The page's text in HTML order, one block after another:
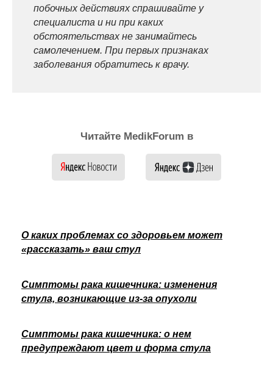
побочных действиях спрашивайте у
специалиста и ни при каких
обстоятельствах не занимайтесь
самолечением. При первых признаках
заболевания обратитесь к врачу.
Читайте MedikForum в
О каких проблемах со здоровьем может
«рассказать» ваш стул
Симптомы рака кишечника: изменения
стула, возникающие из-за опухоли
Симптомы рака кишечника: о нем
предупреждают цвет и форма стула